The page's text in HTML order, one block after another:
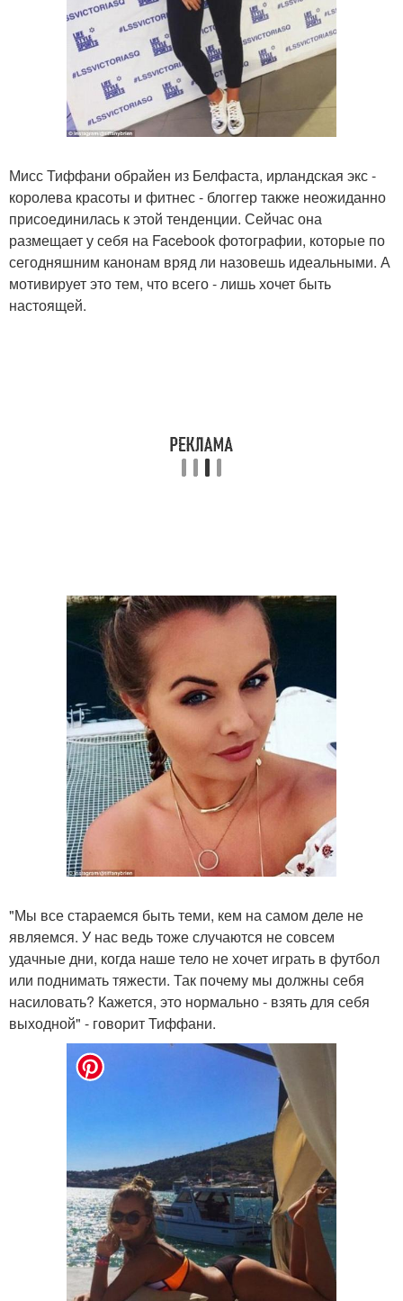
Мисс Тиффани обрайен из Белфаста, ирландская экс -
королева красоты и фитнес - блоггер также неожиданно
присоединилась к этой тенденции. Сейчас она
размещает у себя на Facebook фотографии, которые по
сегодняшним канонам вряд ли назовешь идеальными. А
мотивирует это тем, что всего - лишь хочет быть
настоящей.
"Мы все стараемся быть теми, кем на самом деле не
являемся. У нас ведь тоже случаются не совсем
удачные дни, когда наше тело не хочет играть в футбол
или поднимать тяжести. Так почему мы должны себя
насиловать? Кажется, это нормально - взять для себя
выходной" - говорит Тиффани.